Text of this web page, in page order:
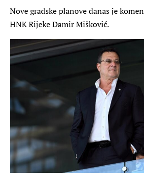
Nove gradske planove danas je
HNK Rijeke Damir Mišković.